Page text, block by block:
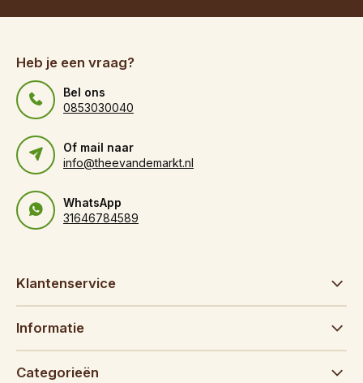
Heb je een vraag?
Bel ons
0853030040
Of mail naar
info@theevandemarkt.nl
WhatsApp
31646784589
Klantenservice
Informatie
Categorieën